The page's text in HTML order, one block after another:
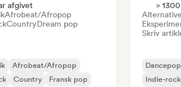
afgivet
Afrobeat/Afropop
CountryDream pop
Afrobeat/Afropop
Country
Fransk pop
>
Skriv
Dancepop
Indie-rock